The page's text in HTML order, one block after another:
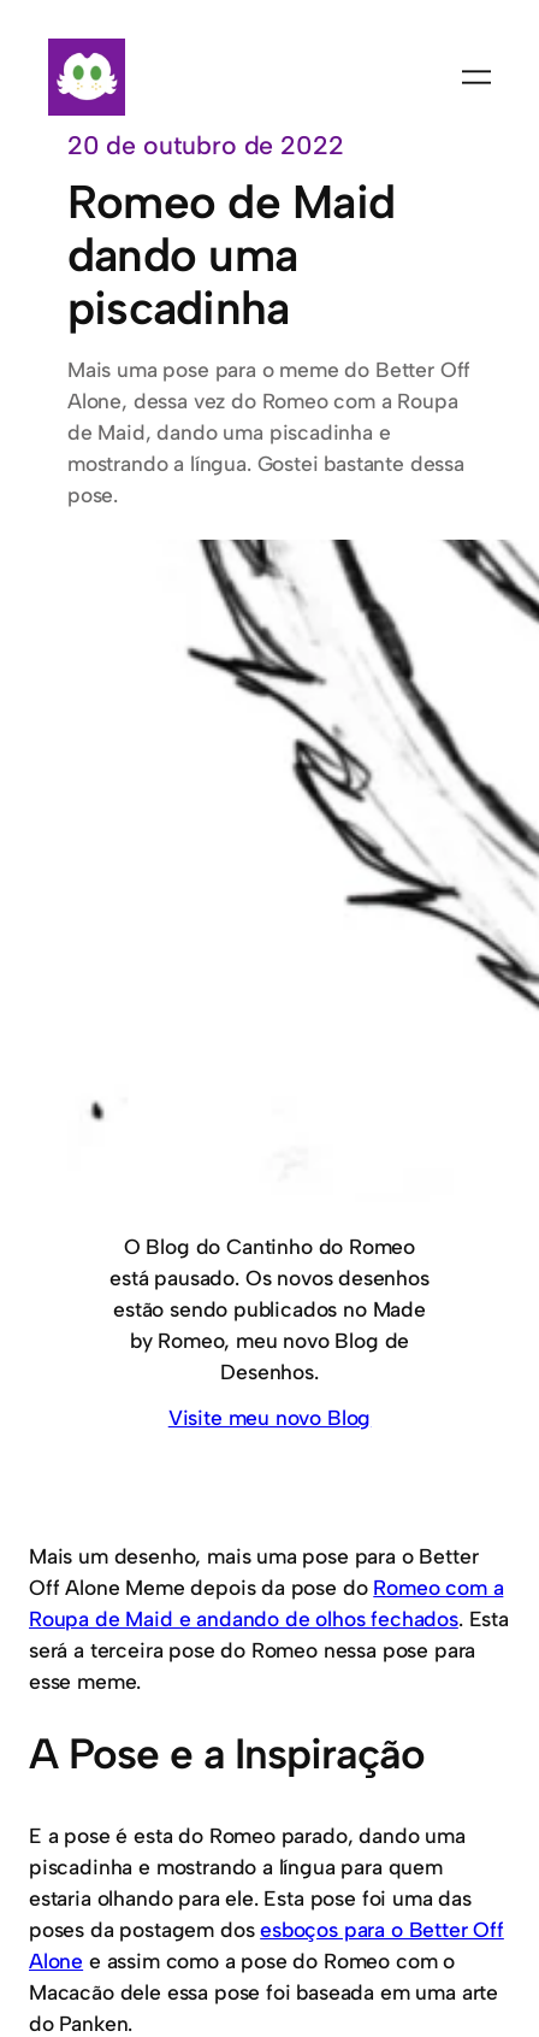
conteúdo
20 de outubro de 2022
Romeo de Maid
dando uma
piscadinha
Mais uma pose para o meme do Better Off
Alone, dessa vez do Romeo com a Roupa
de Maid, dando uma piscadinha e
mostrando a língua. Gostei bastante dessa
pose.
O Blog do Cantinho do Romeo
está pausado. Os novos desenhos
estão sendo publicados no Made
by Romeo, meu novo Blog de
Desenhos.
Visite meu novo Blog
Mais um desenho, mais uma pose para o Better
Off Alone Meme depois da pose do Romeo com a
Roupa de Maid e andando de olhos fechados. Esta
será a terceira pose do Romeo nessa pose para
esse meme.
A Pose e a Inspiração
E a pose é esta do Romeo parado, dando uma
piscadinha e mostrando a língua para quem
estaria olhando para ele. Esta pose foi uma das
poses da postagem dosesboços para o Better Off
Alone e assim como a pose do Romeo com o
Macacão dele essa pose foi baseada em uma arte
do Panken.